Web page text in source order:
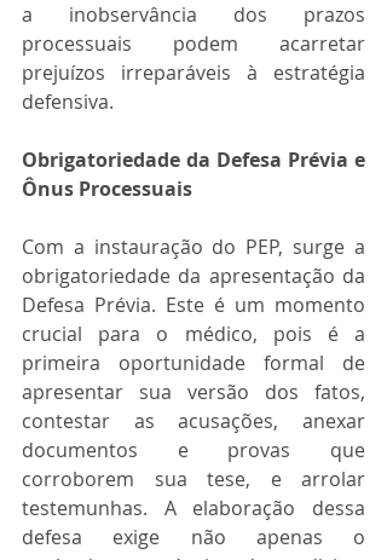
a inobservância dos prazos
processuais podem acarretar
prejuízos irreparáveis à estratégia
defensiva.
Obrigatoriedade da Defesa Prévia e
Ônus Processuais
Com a instauração do PEP, surge a
obrigatoriedade da apresentação da
Defesa Prévia. Este é um momento
crucial para o médico, pois é a
primeira oportunidade formal de
apresentar sua versão dos fatos,
contestar as acusações, anexar
documentos e provas que
corroborem sua tese, e arrolar
testemunhas. A elaboração dessa
defesa exige não apenas o